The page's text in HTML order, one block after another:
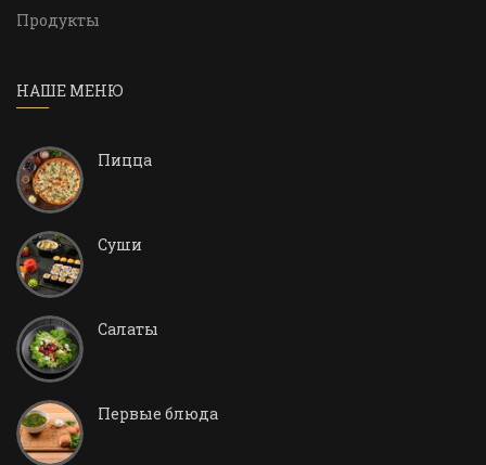
Продукты
НАШЕ МЕНЮ
Пицца
Суши
Салаты
Первые блюда